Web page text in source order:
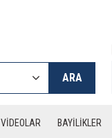
ARA
VİDEOLAR BAYİLİKLER